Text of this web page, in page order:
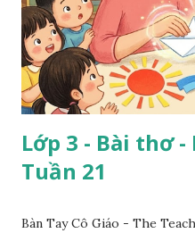
Lớp 3 - Bài thơ
Tuần 21
Bàn Tay Cô Giáo - The